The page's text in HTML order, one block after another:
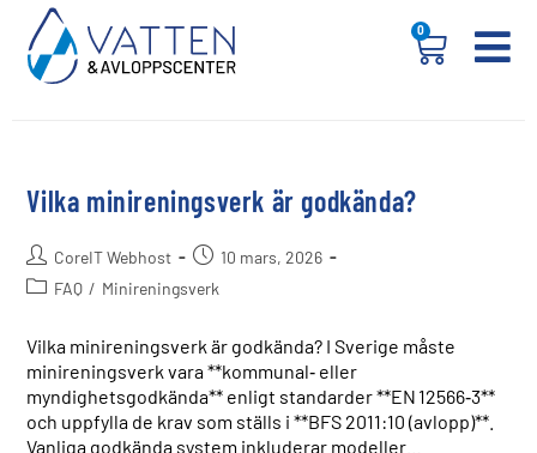
0
Vilka minireningsverk är godkända?
CoreIT Webhost
10 mars, 2026
FAQ / Minireningsverk
Vilka minireningsverk är godkända? I Sverige måste
minireningsverk vara **kommunal‑ eller
myndighetsgodkända** enligt standarder **EN 12566‑3**
och uppfylla de krav som ställs i **BFS 2011:10 (avlopp)**.
Vanliga godkända system inkluderar modeller…